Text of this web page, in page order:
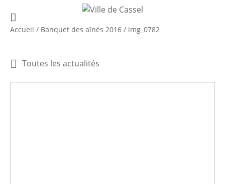
Accueil / Banquet des aînés 2016 / img_0782
Toutes les actualités